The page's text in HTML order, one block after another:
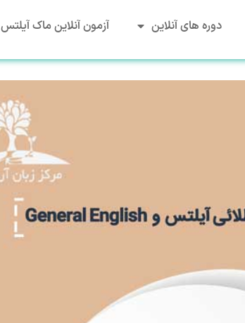
دوره های آنلاین آزمون آنلاین ماک آیلتس